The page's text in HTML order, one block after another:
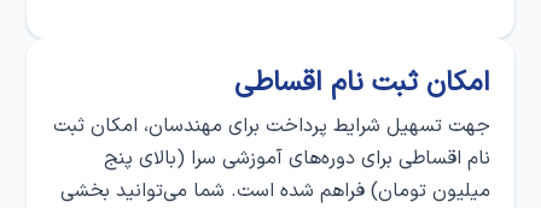
امکان ثبت‌ نام اقساطی
جهت تسهیل شرایط پرداخت برای مهندسان، امکان ثبت‌
نام اقساطی برای دوره‌های آموزشی سرا (بالای پنج
میلیون تومان) فراهم شده است. شما می‌توانید بخشی